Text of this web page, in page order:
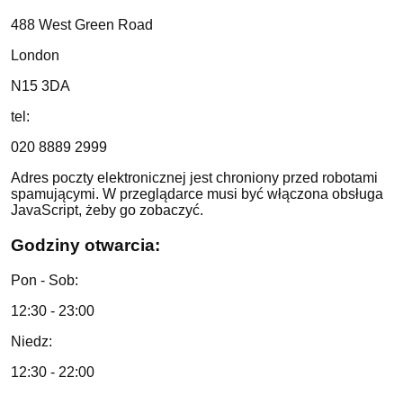
488 West Green Road
London
N15 3DA
tel:
020 8889 2999
Adres poczty elektronicznej jest chroniony przed robotami
spamującymi. W przeglądarce musi być włączona obsługa
JavaScript, żeby go zobaczyć.
Godziny otwarcia:
Pon - Sob:
12:30 - 23:00
Niedz:
12:30 - 22:00